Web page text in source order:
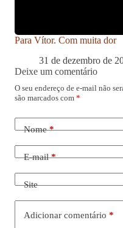
Para Vítor. Com muita dor
31 de dezembro de
Deixe um comentário
O seu endereço de e-mail não
são marcados com *
Nome*
E-mail*
Site
Adicionar comentário *